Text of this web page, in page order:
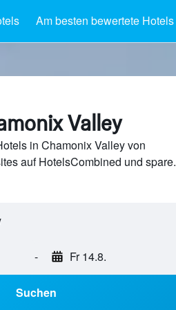
Am besten bewertete Hotels
Valley
in Chamonix Valley von
auf HotelsCombined und spare.
- Fr 14.8.
Suchen